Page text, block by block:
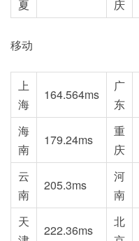
夏
庆
移动
上
海
164.564ms
广
东
海
南
179.24ms
重
庆
云
南
205.3ms
河
南
天
222.36ms
北